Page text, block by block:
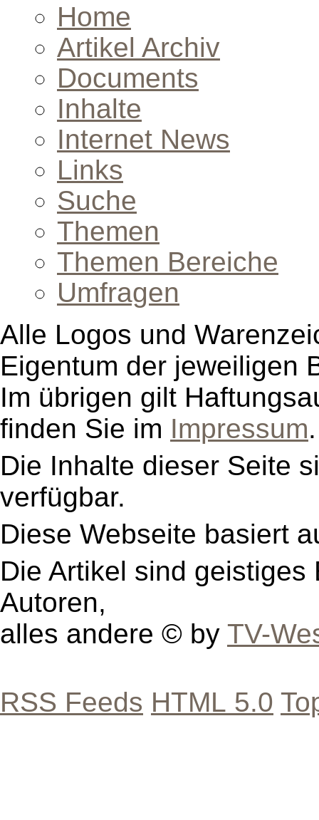
Home
Artikel Archiv
Documents
Inhalte
Internet News
Links
Suche
Themen
Themen Bereiche
Umfragen
Alle Logos und
Eigentum der jeweiligen
Im übrigen gilt
finden Sie im Impressum.
Die Inhalte dieser Seite
verfügbar.
Diese Webseite basiert
Die Artikel sind
Autoren,
alles andere © by TV-
RSS Feeds HTML 5.0